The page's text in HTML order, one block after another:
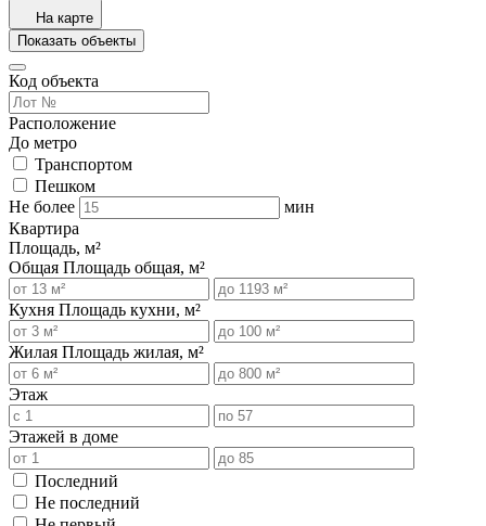
На карте
Показать объекты
Код объекта
Расположение
До метро
Транспортом
Пешком
Не более
мин
Квартира
Площадь, м²
Общая Площадь общая, м²
Кухня Площадь кухни, м²
Жилая Площадь жилая, м²
Этаж
Этажей в доме
Последний
Не последний